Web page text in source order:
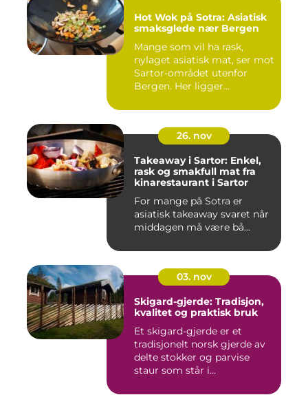
Hot Wok på Sotra: Asiatisk
smaksglede nær Bergen
Mange som vil ha rask,
nylaget asiatisk mat, ser mot
Sartor-området utenfor
Bergen. Her ligger...
26. nov
Takeaway i Sartor: Enkel,
rask og smakfull mat fra
kinarestaurant i Sartor
For mange på Sotra er
asiatisk takeaway svaret når
middagen må være bå...
03. nov
Skigard-gjerde: Tradisjon,
kvalitet og praktisk bruk
Et skigard-gjerde er et
tradisjonelt norsk gjerde av
delte stokker og parvise
staur som står i...